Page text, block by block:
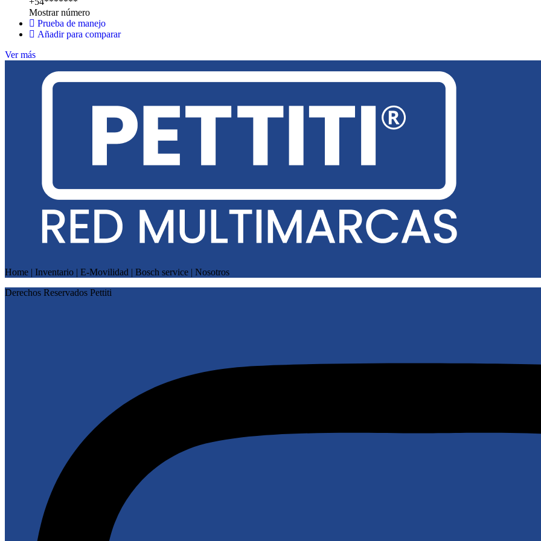
Mostrar número
Prueba de manejo
Añadir para comparar
Ver más
Home | Inventario | E-Movilidad | Bosch service | Nosotros
Derechos Reservados Pettiti